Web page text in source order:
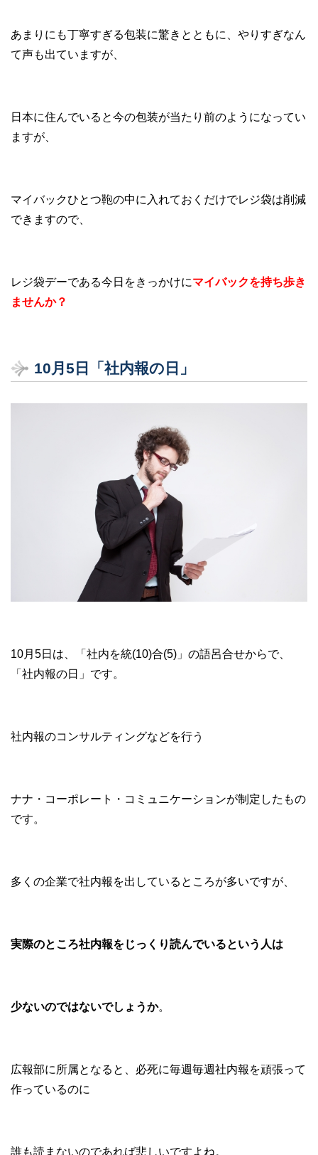
あまりにも丁寧すぎる包装に驚きとともに、やりすぎなん
て声も出ていますが、
日本に住んでいると今の包装が当たり前のようになってい
ますが、
マイバックひとつ鞄の中に入れておくだけでレジ袋は削減
できますので、
レジ袋デーである今日をきっかけにマイバックを持ち歩き
ませんか？
10月5日「社内報の日」
10月5日は、「社内を統(10)合(5)」の語呂合せからで、
「社内報の日」です。
社内報のコンサルティングなどを行う
ナナ・コーポレート・コミュニケーションが制定したもの
です。
多くの企業で社内報を出しているところが多いですが、
実際のところ社内報をじっくり読んでいるという人は
少ないのではないでしょうか。
広報部に所属となると、必死に毎週毎週社内報を頑張って
作っているのに
誰も読まないのであれば悲しいですよね。